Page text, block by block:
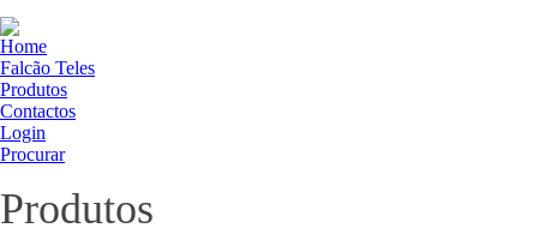
Home
Falcão Teles
Produtos
Contactos
Login
Procurar
Produtos